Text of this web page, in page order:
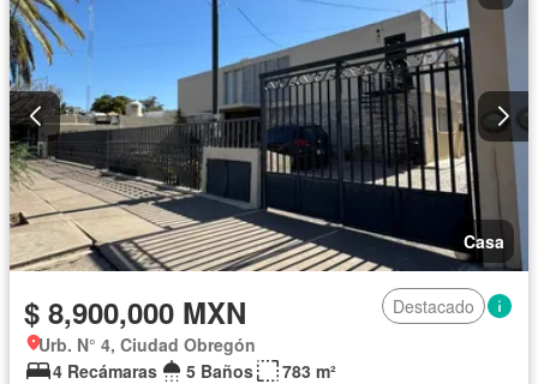
Casa
$ 8,900,000 MXN
Destacado
Urb. N° 4, Ciudad Obregón
4 Recámaras
5 Baños
783 m²